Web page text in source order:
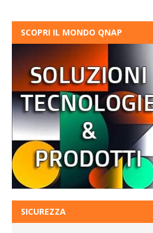
SCOPRI IL MONDO QNAP
SICUREZZA